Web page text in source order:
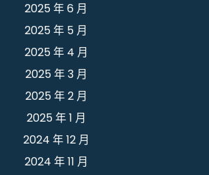
2025 年 6 月
2025 年 5 月
2025 年 4 月
2025 年 3 月
2025 年 2 月
2025 年 1 月
2024 年 12 月
2024 年 11 月